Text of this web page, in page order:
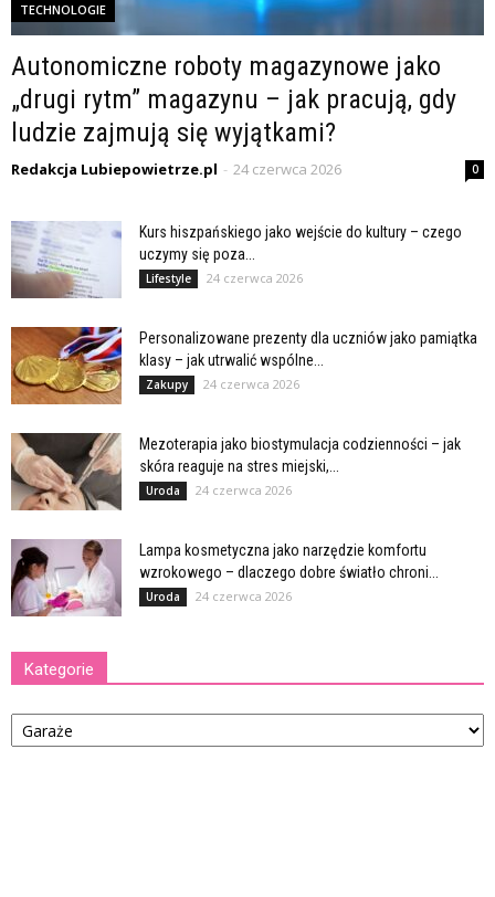
TECHNOLOGIE
Autonomiczne roboty magazynowe jako
„drugi rytm” magazynu – jak pracują, gdy
ludzie zajmują się wyjątkami?
Redakcja Lubiepowietrze.pl - 24 czerwca 2026 0
Kurs hiszpańskiego jako wejście do kultury – czego
uczymy się poza...
Lifestyle 24 czerwca 2026
Personalizowane prezenty dla uczniów jako pamiątka
klasy – jak utrwalić wspólne...
Zakupy 24 czerwca 2026
Mezoterapia jako biostymulacja codzienności – jak
skóra reaguje na stres miejski,...
Uroda 24 czerwca 2026
Lampa kosmetyczna jako narzędzie komfortu
wzrokowego – dlaczego dobre światło chroni...
Uroda 24 czerwca 2026
Kategorie
Kategorie